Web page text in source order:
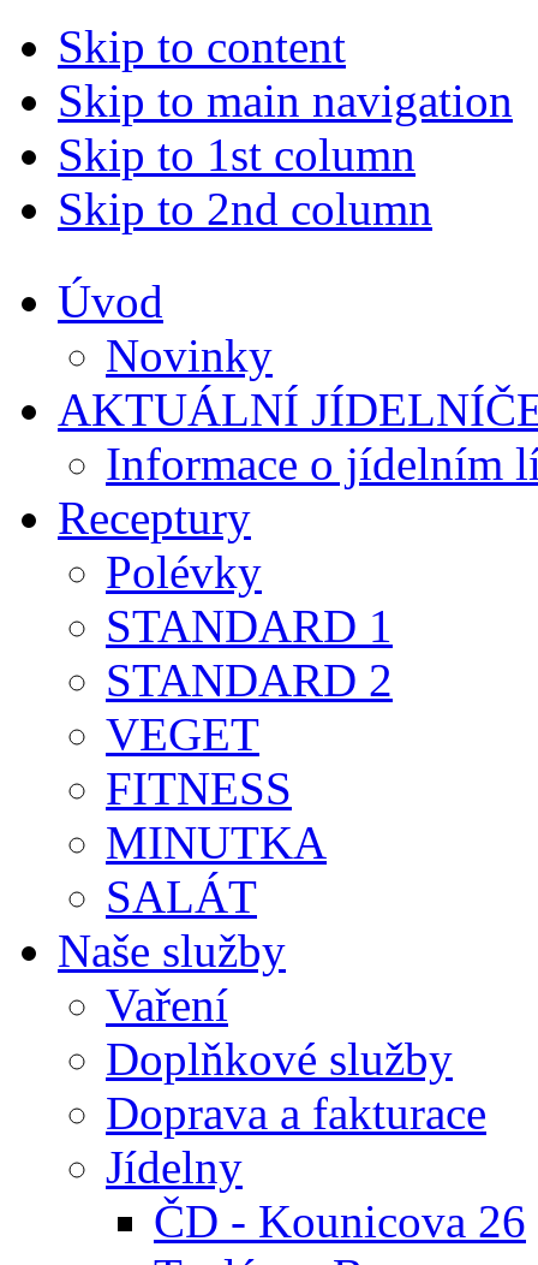
Skip to content
Skip to main navigation
Skip to 1st column
Skip to 2nd column
Úvod
Novinky
AKTUÁLNÍ
Informace o jídelním
Receptury
Polévky
STANDARD 1
STANDARD 2
VEGET
FITNESS
MINUTKA
SALÁT
Naše služby
Vaření
Doplňkové služby
Doprava a fakturace
Jídelny
ČD - Kounicova 26